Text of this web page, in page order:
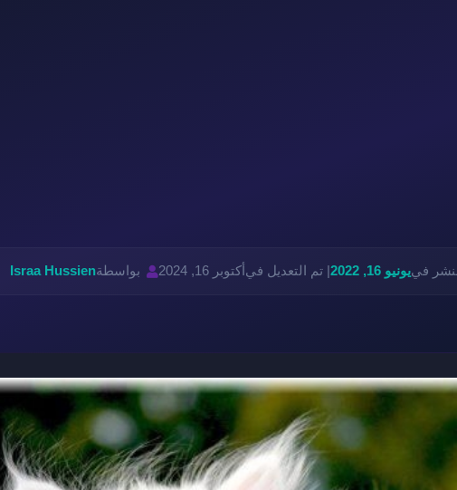
فييونيو 16, 2022 | تم التعديل فيأكتوبر 16, 2024 بواسطةIsraa Hussien